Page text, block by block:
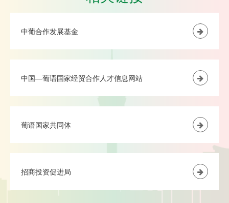
中葡合作发展基金
中国—葡语国家经贸合作人才信息网站
葡语国家共同体
招商投资促进局